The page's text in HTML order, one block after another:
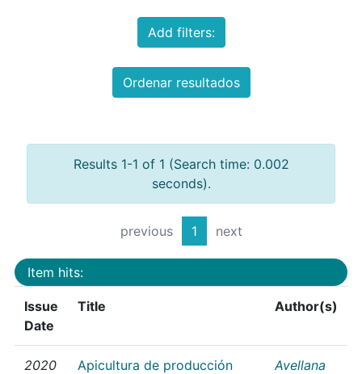
Add filters:
Ordenar resultados
Results 1-1 of 1 (Search time: 0.002
seconds).
previous 1 next
Item hits:
Issue
Date
Title Author(s)
2020
Apicultura de producción
Avellana